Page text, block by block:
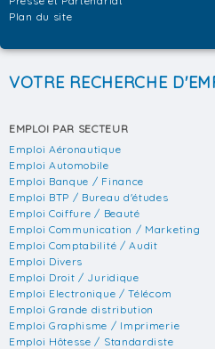
Plan du site
VOTRE RECHERCHE
EMPLOI PAR SECTEUR
Emploi Aéronautique
Emploi Automobile
Emploi Banque / Finance
Emploi BTP / Bureau d'études
Emploi Coiffure / Beauté
Emploi Communication / Marketing
Emploi Comptabilité / Audit
Emploi Divers
Emploi Droit / Juridique
Emploi Electronique / Télécom
Emploi Grande distribution
Emploi Graphisme / Imprimerie
Emploi Hôtesse / Standardiste